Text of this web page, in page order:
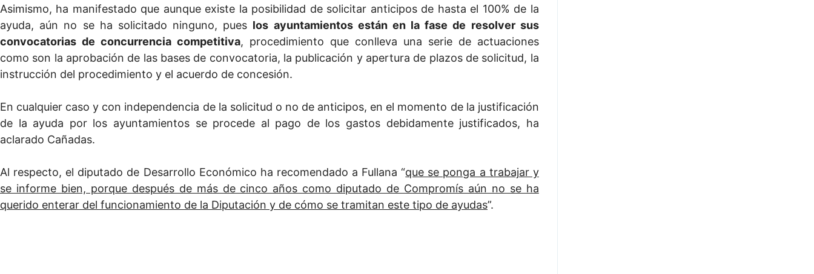
Asimismo, ha manifestado que aunque existe la posibilidad de solicitar anticipos de hasta el 100% de la
ayuda, aún no se ha solicitado ninguno, pues los ayuntamientos están en la fase de resolver sus
convocatorias de concurrencia competitiva, procedimiento que conlleva una serie de actuaciones
como son la aprobación de las bases de convocatoria, la publicación y apertura de plazos de solicitud, la
instrucción del procedimiento y el acuerdo de concesión.
En cualquier caso y con independencia de la solicitud o no de anticipos, en el momento de la justificación
de la ayuda por los ayuntamientos se procede al pago de los gastos debidamente justificados, ha
aclarado Cañadas.
Al respecto, el diputado de Desarrollo Económico ha recomendado a Fullana “que se ponga a trabajar y
se informe bien, porque después de más de cinco años como diputado de Compromís aún no se ha
querido enterar del funcionamiento de la Diputación y de cómo se tramitan este tipo de ayudas”.